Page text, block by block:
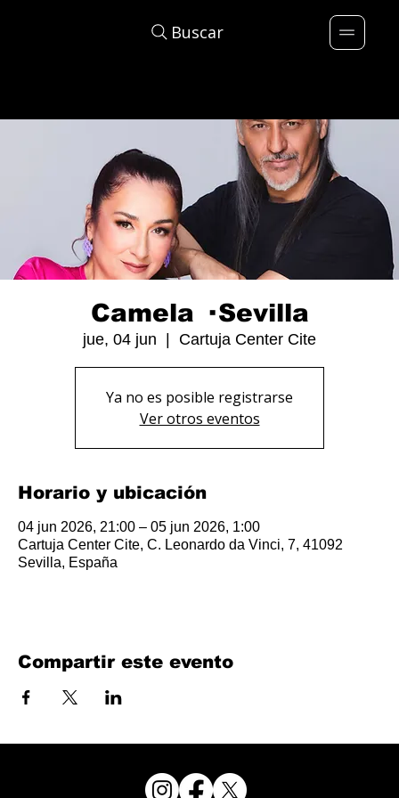
Buscar
Camela · Sevilla
jue, 04 jun Cartuja Center Cite
Ya no es posible registrarse
Ver otros eventos
Horario y ubicación
04 jun 2026, 21:00 – 05 jun 2026, 1:00
Cartuja Center Cite, C. Leonardo da Vinci, 7, 41092
Sevilla, España
Compartir este evento